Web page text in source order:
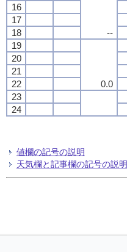
--
16
17
18
19
0.0
20
21
22
23
24
値欄の記号の説明
天気欄と記事欄の記号の説明